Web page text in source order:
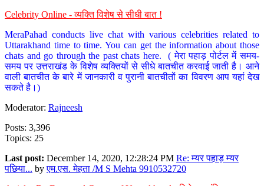
Celebrity Online - व्यक्ति विशेष से सीधी बात !
MeraPahad conducts live chat with various celebrities related to
Uttarakhand time to time. You can get the information about those
chats and go through the past chats here. ( मेरा पहाड़ पोर्टल में समय-
समय पर उत्तराखंड के विशेष व्यक्तियों से सीधे बातचीत करवाई जाती है। आने
वाली बातचीत के बारे में जानकारी व पुरानी बातचीतों का विवरण आप यहां देख
सकते है।)
Moderator: Rajneesh
Posts: 3,396
Topics: 25
Last post: December 14, 2020, 12:28:24 PM Re: म्यर पहाड़ म्यर
पछिया... byएम.एस. मेहता /M S Mehta 9910532720